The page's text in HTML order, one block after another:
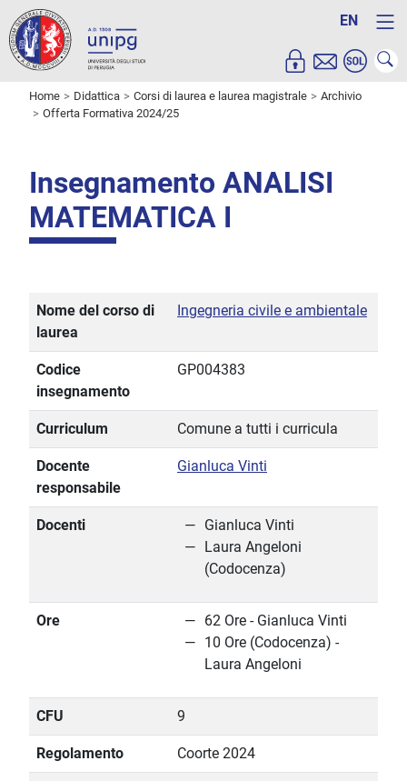
EN
Home Didattica Corsi di laurea e laurea magistrale
Archivio
Offerta Formativa 2024/25
Insegnamento ANALISI
MATEMATICA I
Nome del corso di
laurea
Ingegneria civile e ambientale
Codice
insegnamento
GP004383
Curriculum Comune a tutti i curricula
Docente
responsabile
Gianluca Vinti
Docenti
Gianluca Vinti
Laura Angeloni
(Codocenza)
Ore
62 Ore - Gianluca Vinti
10 Ore (Codocenza) -
Laura Angeloni
CFU 9
Regolamento Coorte 2024